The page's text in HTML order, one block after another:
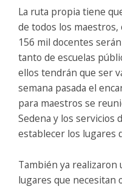
La ruta propia tiene
de todos los
156 mil docentes
tanto de escuelas
ellos tendrán que ser
semana pasada el
para maestros se
Sedena y los servicios
establecer los lugares
También ya
lugares que necesitan